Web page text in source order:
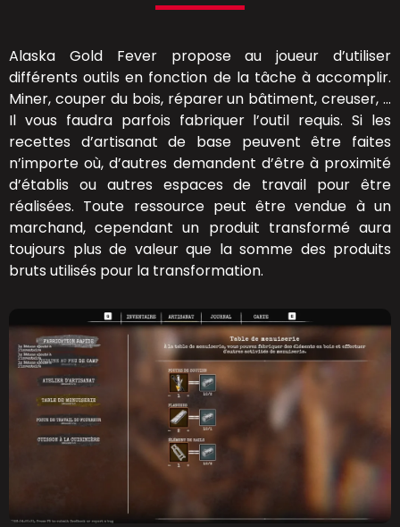
Alaska Gold Fever propose au joueur d’utiliser
différents outils en fonction de la tâche à accomplir.
Miner, couper du bois, réparer un bâtiment, creuser, …
Il vous faudra parfois fabriquer l’outil requis. Si les
recettes d’artisanat de base peuvent être faites
n’importe où, d’autres demandent d’être à proximité
d’établis ou autres espaces de travail pour être
réalisées. Toute ressource peut être vendue à un
marchand, cependant un produit transformé aura
toujours plus de valeur que la somme des produits
bruts utilisés pour la transformation.